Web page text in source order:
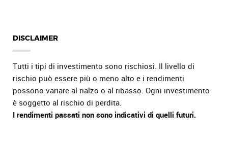
DISCLAIMER
Tutti i tipi di investimento sono rischiosi. Il livello di
rischio può essere più o meno alto e i rendimenti
possono variare al rialzo o al ribasso. Ogni investimento
è soggetto al rischio di perdita.
I rendimenti passati non sono indicativi di quelli futuri.